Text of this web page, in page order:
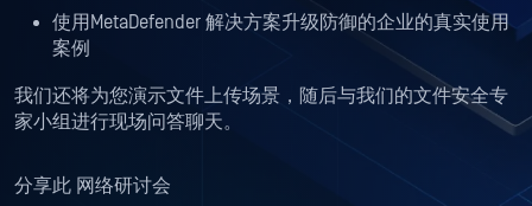
使用MetaDefender 解决方案升级防御的企业的真实使用
案例
我们还将为您演示文件上传场景，随后与我们的文件安全专
家小组进行现场问答聊天。
分享此 网络研讨会